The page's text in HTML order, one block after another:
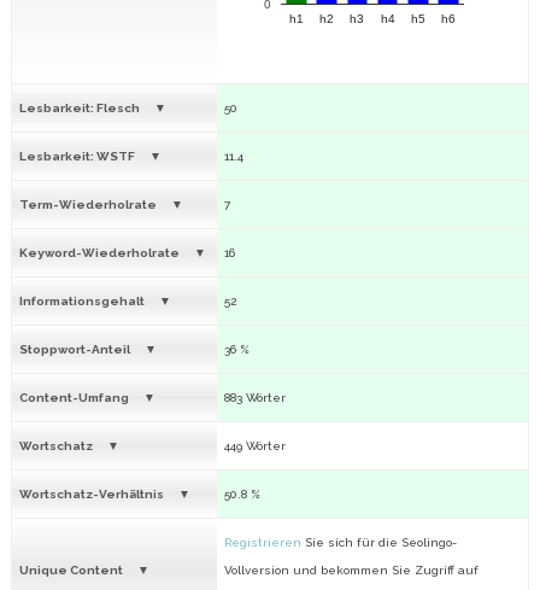
h1 h2 h3 h4 h5 h6
0
Lesbarkeit: Flesch 50
Lesbarkeit: WSTF 11.4
Term-Wiederholrate 7
Keyword-Wiederholrate 16
Informationsgehalt 52
Stoppwort-Anteil 36 %
Content-Umfang 883 Wörter
Wortschatz 449 Wörter
Wortschatz-Verhältnis 50.8 %
Unique Content
Registrieren Sie sich für die Seolingo-
Vollversion und bekommen Sie Zugriff auf